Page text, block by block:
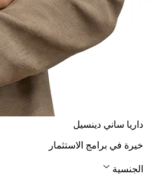
داريا ساني دينسيل
خيرة في برامج الاستثمار
الجنسية